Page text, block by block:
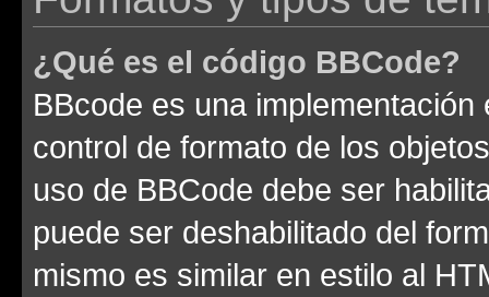
¿Qué es el código BBCode?
BBcode es una
control de formato de los
uso de BBCode debe ser
puede ser deshabilitado del
mismo es similar en estilo al